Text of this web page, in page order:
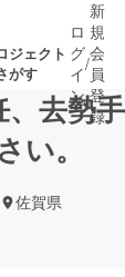
ジェクト
がす
もうすぐ公開
されます
ロ
グ
イ
ン
/
新
規
会
員
登
録
去勢手
い。
佐賀県